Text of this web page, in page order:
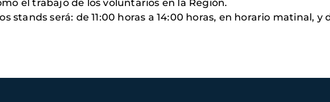
el trabajo de los voluntarios en la Región.
stands será: de 11:00 horas a 14:00 horas, en horario matinal, y